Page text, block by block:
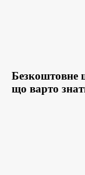
Безкоштовне
що варто